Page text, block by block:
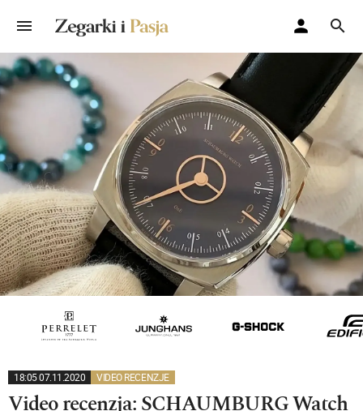
18:05 07.11.2020 VIDEO RECENZJE
Video recenzja: SCHAUMBURG Watch